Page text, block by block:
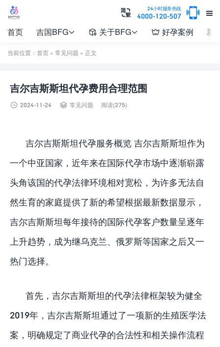

24小时服务热线
4000-120-507 

首页 吉国BFG  关于BFG  好孕案例 新
当前位置： 首页 » 常见问题 » 正文
吉尔吉斯斯坦代孕费用合理范围
 2024-11-24  常见问题 阅读(275)
吉尔吉斯斯坦代孕服务概览 吉尔吉斯斯坦作为
一个中亚国家，近年来在国际代孕市场中逐渐崭露
头角该国的代孕法律环境相对宽松，为许多无法自
然生育的家庭提供了新的希望根据最新数据显示，
吉尔吉斯斯坦每年接待的国际代孕客户数量呈逐年
上升趋势，成为继乌克兰、俄罗斯等国家之后又一
热门选择。
首先，吉尔吉斯斯坦的代孕法律框架较为健全
2019年，吉尔吉斯斯坦通过了一项新的生殖医学法
案，明确规定了商业代孕的合法性和相关操作流程